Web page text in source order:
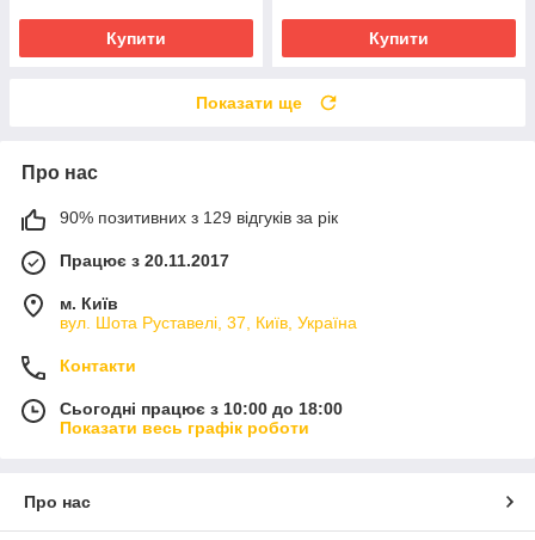
Купити Купити
Показати ще
Про нас
90% позитивних з 129 відгуків за рік
Працює з 20.11.2017
м. Київ
вул. Шота Руставелі, 37, Київ, Україна
Контакти
Сьогодні працює з 10:00 до 18:00
Показати весь графік роботи
Про нас